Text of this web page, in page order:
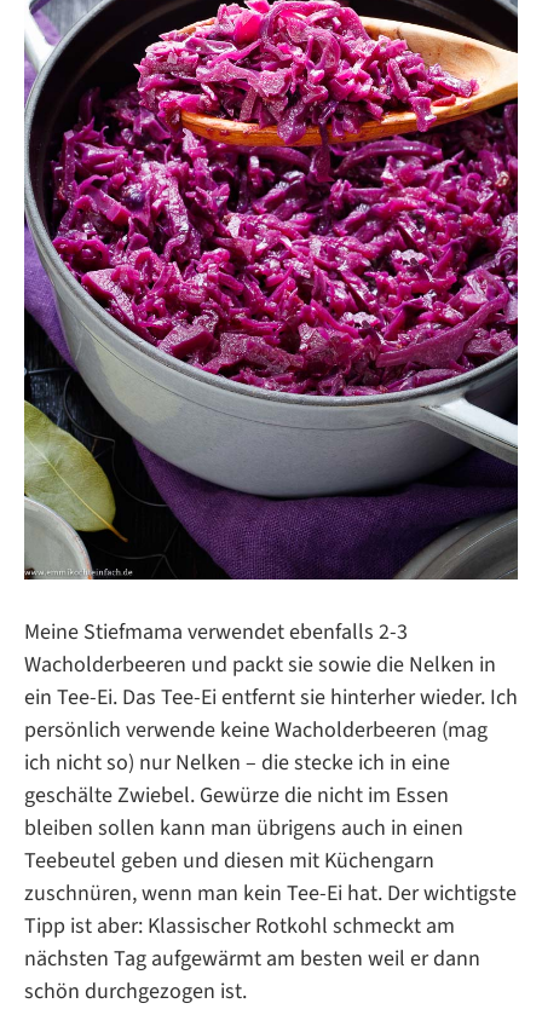
Meine Stiefmama verwendet ebenfalls 2-3
Wacholderbeeren und packt sie sowie die Nelken in
ein Tee-Ei. Das Tee-Ei entfernt sie hinterher wieder. Ich
persönlich verwende keine Wacholderbeeren (mag
ich nicht so) nur Nelken – die stecke ich in eine
geschälte Zwiebel. Gewürze die nicht im Essen
bleiben sollen kann man übrigens auch in einen
Teebeutel geben und diesen mit Küchengarn
zuschnüren, wenn man kein Tee-Ei hat. Der wichtigste
Tipp ist aber: Klassischer Rotkohl schmeckt am
nächsten Tag aufgewärmt am besten weil er dann
schön durchgezogen ist.